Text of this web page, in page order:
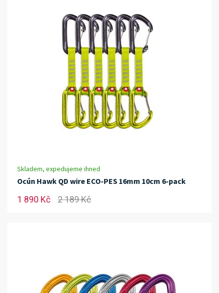
Skladem, expedujeme ihned
Ocún Hawk QD wire ECO-PES 16mm 10cm 6-pack
1 890 Kč 2 189 Kč